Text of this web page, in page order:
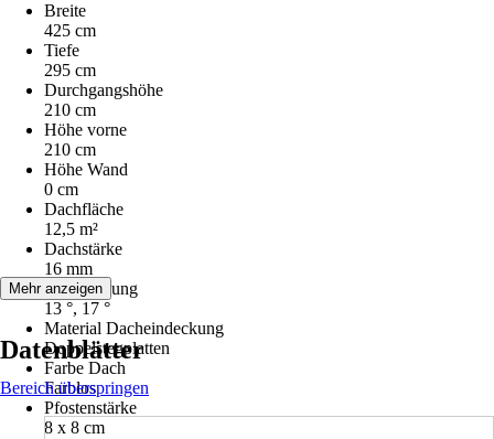
Breite
425 cm
Tiefe
295 cm
Durchgangshöhe
210 cm
Höhe vorne
210 cm
Höhe Wand
0 cm
Dachfläche
12,5 m²
Dachstärke
16 mm
Dachneigung
13 °, 17 °
Material Dacheindeckung
Doppelstegplatten
Farbe Dach
Farblos
Pfostenstärke
8 x 8 cm
Mehr anzeigen
Datenblätter
Bereich überspringen